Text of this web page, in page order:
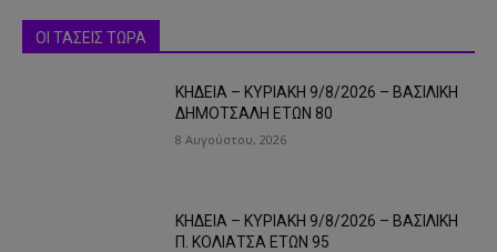
ΟΙ ΤΑΣΕΙΣ ΤΩΡΑ
ΚΗΔΕΙΑ – ΚΥΡΙΑΚΗ 9/8/2026 – ΒΑΣΙΛΙΚΗ
ΔΗΜΟΤΣΑΛΗ ΕΤΩΝ 80
8 Αυγούστου, 2026
ΚΗΔΕΙΑ – ΚΥΡΙΑΚΗ 9/8/2026 – ΒΑΣΙΛΙΚΗ
Π. ΚΟΛΙΑΤΣΑ ΕΤΩΝ 95